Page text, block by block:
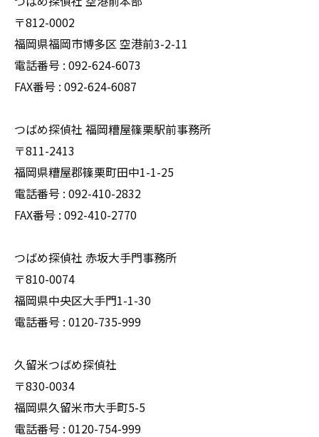
〒812-0002
福岡県福岡市博多区 空港前3-2-11
電話番号 : 092-624-6073
FAX番号 : 092-624-6087
つばめ探偵社 福岡糟屋篠栗駅前事務所
〒811-2413
福岡県糟屋郡篠栗町田中1-1-25
電話番号 : 092-410-2832
FAX番号 : 092-410-2770
つばめ探偵社 赤坂大手門事務所
〒810-0074
福岡県中央区大手門1-1-30
電話番号 : 0120-735-999
久留米つばめ探偵社
〒830-0034
福岡県久留米市大手町5-5
電話番号 : 0120-754-999